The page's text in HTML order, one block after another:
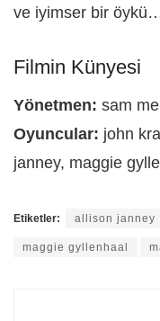
ve iyimser bir
Filmin Künyesi
Yönetmen: sam
Oyuncular: john
janney, maggie
Etiketler: allison janney
maggie gyllenhaal